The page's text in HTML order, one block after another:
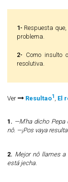
1- Respuesta
problema.
2- Como insulto
resolutiva.
Ver Resultao1, El
1. —M'ha dicho
nô. —¡Pos vaya
2. Mejor nô llames a
está jecha.